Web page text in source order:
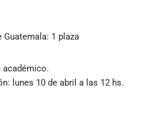
Guatemala: 1 plaza
académico.
lunes 10 de abril a las 12 hs.